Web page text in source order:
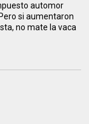
automor
si aumentaron
no mate la vaca